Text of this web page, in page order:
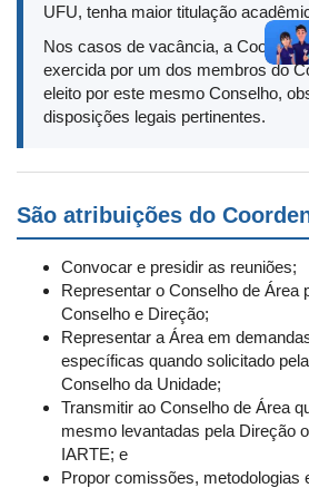
UFU, tenha maior titulação
Nos casos de vacância, a
exercida por um dos membros do
eleito por este mesmo Conselho,
disposições legais pertinentes.
São atribuições do
Convocar e presidir as reuniões;
Representar o Conselho de Área
Conselho e Direção;
Representar a Área em
específicas quando solicitado
Conselho da Unidade;
Transmitir ao Conselho de Área
mesmo levantadas pela Direção
IARTE; e
Propor comissões, metodologias